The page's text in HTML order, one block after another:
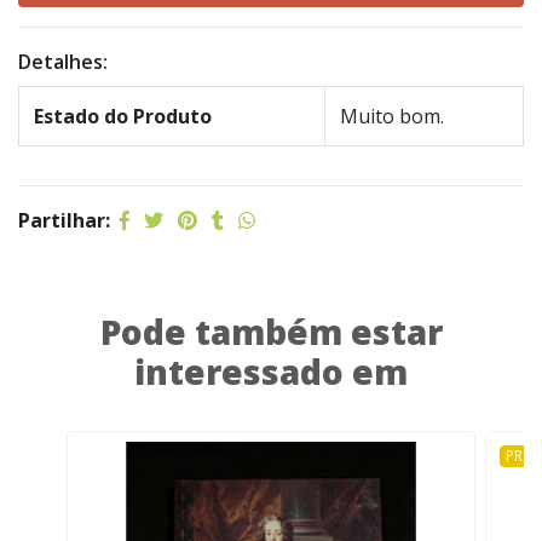
Detalhes:
Estado do Produto Muito bom.
Partilhar:
Pode também estar
interessado em